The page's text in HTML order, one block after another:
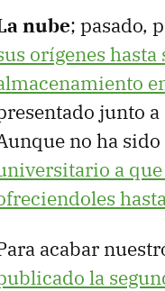
nube; pasado,
orígenes
junto
no ha
a
acabar
la